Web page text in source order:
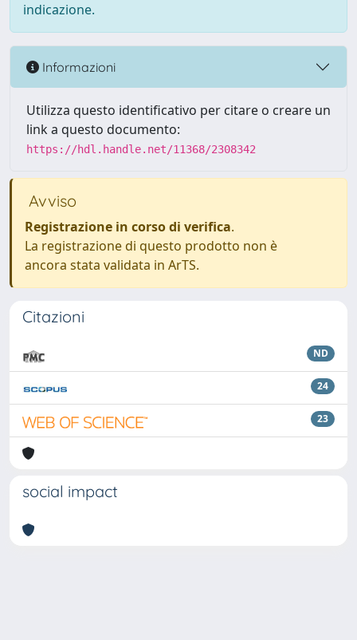
indicazione.
Informazioni
Utilizza questo identificativo per citare o creare un
link a questo documento:
https://hdl.handle.net/11368/2308342
Avviso
Registrazione in corso di verifica.
La registrazione di questo prodotto non è
ancora stata validata in ArTS.
Citazioni
ND
24
23
social impact